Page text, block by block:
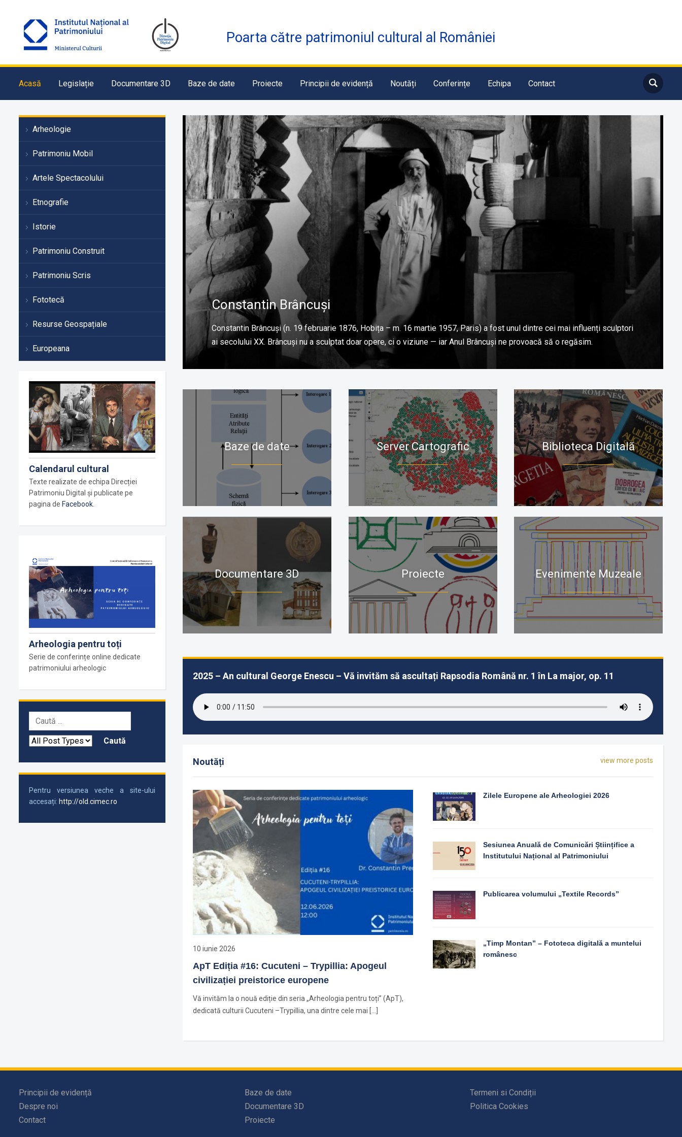
Poarta către patrimoniul cultural al României
Acasă Legislație Documentare 3D Baze de date Proiecte Principii de evidență Noutăți Conferințe Echipa Contact
Arheologie
Patrimoniu Mobil
Artele Spectacolului
Etnografie
Istorie
Patrimoniu Construit
Patrimoniu Scris
Fototecă
Resurse Geospațiale
Europeana
Calendarul cultural
Texte realizate de echipa Direcției
Patrimoniu Digital și publicate pe
pagina de Facebook
Arheologia pentru toți
Serie de conferințe online dedicate
patrimoniului arheologic
Pentru versiunea veche a site-ului
accesați: http://old.cimec.ro
Constantin Brâncuși
Constantin Brâncuși (n. 19 februarie 1876, Hobița – m. 16 martie 1957, Paris) a fost unul dintre cei mai influenți sculptori
ai secolului XX. Brâncuși nu a sculptat doar opere, ci o viziune — iar Anul Brâncuși ne provoacă să o regăsim.
Baze de date
Documentare 3D
Server Cartografic
Proiecte
Biblioteca Digitală
Evenimente Muzeale
2025 – An cultural George Enescu – Vă invităm să ascultați Rapsodia Română nr. 1 în La major, op. 11
view more posts
Noutăți
10 iunie 2026
ApT Ediția #16: Cucuteni – Trypillia: Apogeul
civilizației preistorice europene
Vă invităm la o nouă ediție din seria „Arheologia pentru toți” (ApT),
dedicată culturii Cucuteni –Trypillia, una dintre cele mai […]
Zilele Europene ale Arheologiei 2026
Sesiunea Anuală de Comunicări Științifice a
Institutului Național al Patrimoniului
Publicarea volumului „Textile Records”
„Timp Montan” – Fototeca digitală a muntelui
românesc
Principii de evidență
Despre noi
Contact
Baze de date
Documentare 3D
Proiecte
Termeni si Condiții
Politica Cookies